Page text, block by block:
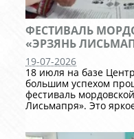
ФЕСТИВАЛЬ
«ЭРЗЯНЬ
19-07-2026
18 июля на базе
большим успехом
фестиваль
Лисьмапря». Это